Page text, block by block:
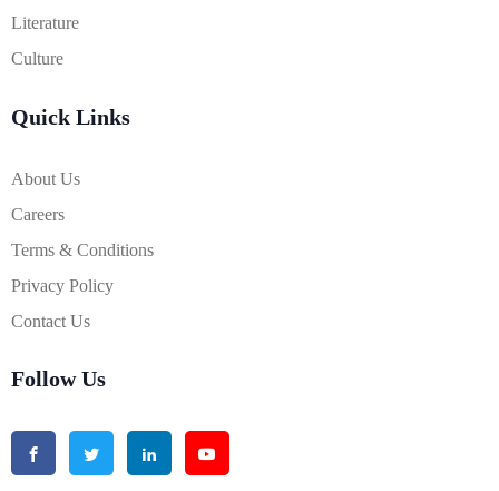
Literature
Culture
Quick Links
About Us
Careers
Terms & Conditions
Privacy Policy
Contact Us
Follow Us